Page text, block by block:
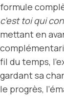
formule
c’est toi qui
mettant en
fil du temps,
gardant sa
le progrès,